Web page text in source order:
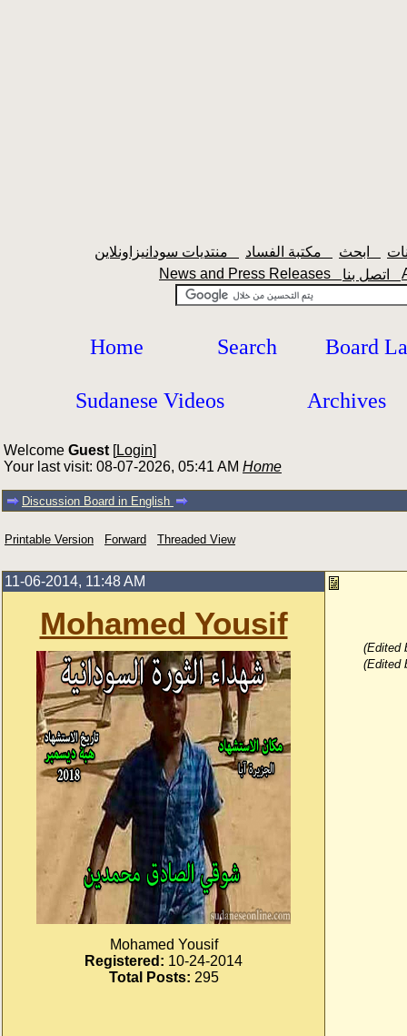
News and Press Releases
Home Search Board
Sudanese Videos Archives
Welcome Guest [Login]
Your last visit: 08-07-2026, 05:41 AM Home
Discussion Board in English
Printable Version Forward Threaded View
11-06-2014, 11:48 AM
Mohamed Yousif
Mohamed Yousif
Registered: 10-24-2014
Total Posts: 295
(Edited
(Edited